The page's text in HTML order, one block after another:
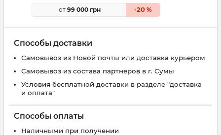
от 99 000 грн -20%
Способы доставки
Самовывоз из Новой почты или доставка курьером
Самовывоз из состава партнеров в г. Сумы
Условия бесплатной доставки в разделе "доставка
и оплата"
Способы оплаты
Наличными при получении